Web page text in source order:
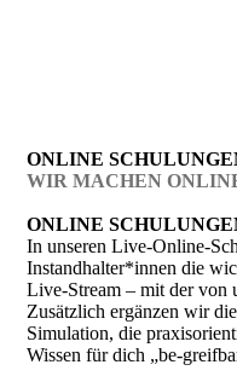
ONLINE
WIR MACHEN
ONLINE
In unseren Live-Online-
Instandhalter*innen die
Live-Stream – mit der von
Zusätzlich ergänzen wir
Simulation, die
Wissen für dich „be-